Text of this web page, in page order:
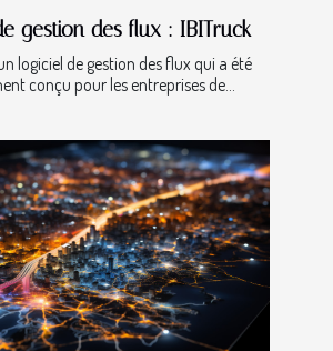
gestion des flux : IBITruck
logiciel de gestion des flux qui a été
conçu pour les entreprises de...